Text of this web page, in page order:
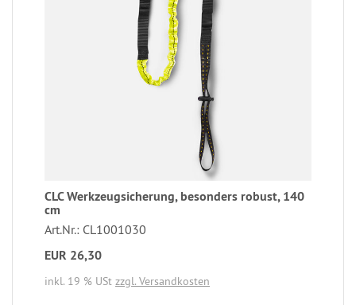
CLC Werkzeugsicherung, besonders robust, 140
cm
Art.Nr.: CL1001030
EUR 26,30
inkl. 19 % USt zzgl. Versandkosten